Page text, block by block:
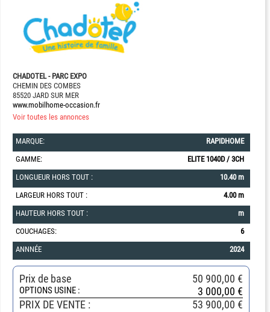
CHADOTEL - PARC EXPO
CHEMIN DES COMBES
85520 JARD SUR MER
www.mobilhome-occasion.fr
Voir toutes les annonces
MARQUE:
RAPIDHOME
GAMME:
ELITE 1040D / 3CH
LONGUEUR HORS TOUT :
10.40 m
LARGEUR HORS TOUT :
4.00 m
HAUTEUR HORS TOUT :
m
COUCHAGES:
6
ANNNÉE
2024
Prix de base 50 900,00 €
OPTIONS USINE :
3 000,00 €
PRIX DE VENTE : 53 900,00 €